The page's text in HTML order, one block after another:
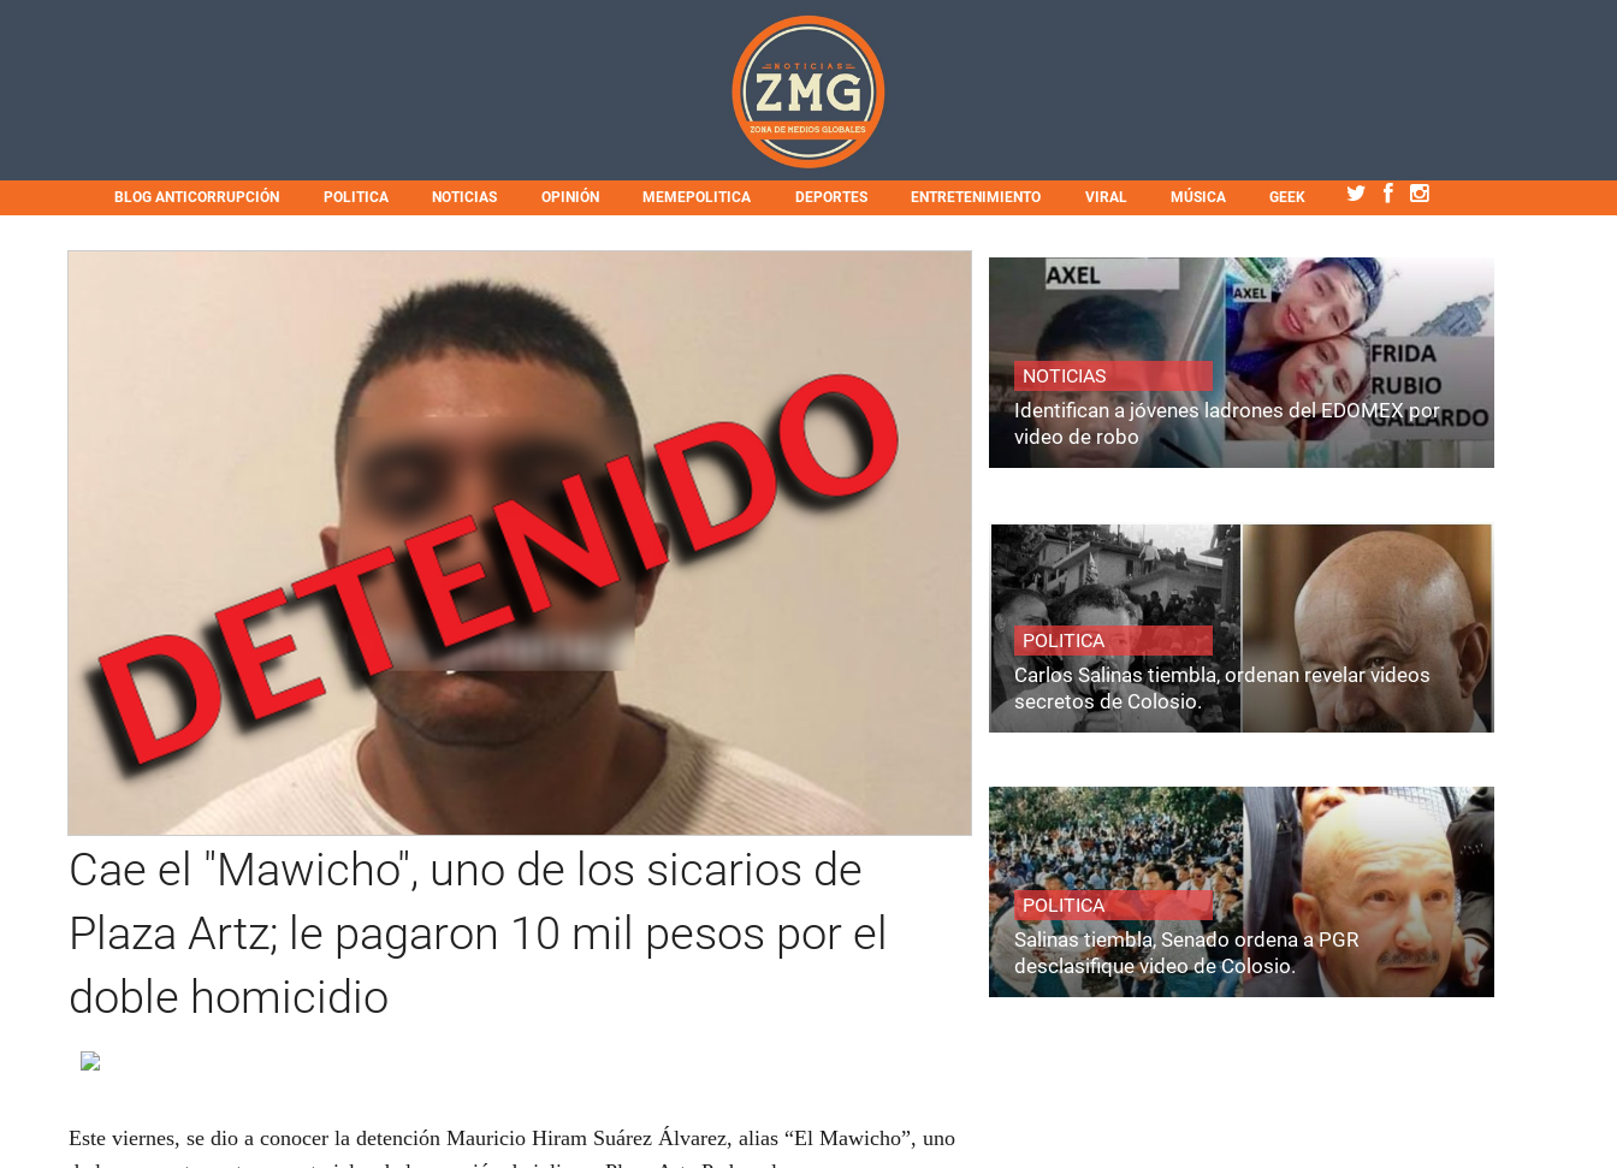
BLOG ANTICORRUPCIÓN POLITICA NOTICIAS OPINIÓN MEMEPOLITICA DEPORTES ENTRETENIMIENTO VIRAL MÚSICA GEEK
Cae el "Mawicho", uno de los sicarios de
Plaza Artz; le pagaron 10 mil pesos por el
doble homicidio
Este viernes, se dio a conocer la detenciónMauricio Hiram Suárez Álvarez, alias “El Mawicho”, uno
NOTICIAS
Identifican a jóvenes ladrones del EDOMEX por
video de robo
POLITICA
Carlos Salinas tiembla, ordenan revelar videos
secretos de Colosio.
POLITICA
Salinas tiembla, Senado ordena a PGR
desclasifique video de Colosio.